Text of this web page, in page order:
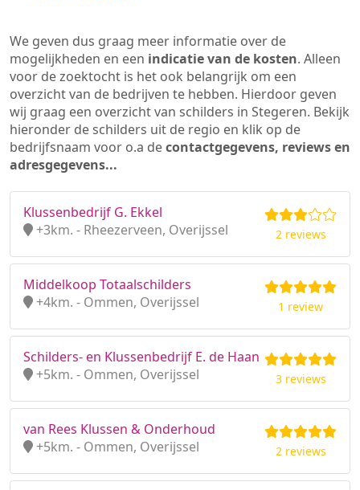
We geven dus graag meer informatie over de
mogelijkheden en een indicatie van de kosten. Alleen
voor de zoektocht is het ook belangrijk om een
overzicht van de bedrijven te hebben. Hierdoor geven
wij graag een overzicht van schilders in Stegeren. Bekijk
hieronder de schilders uit de regio en klik op de
bedrijfsnaam voor o.a decontactgegevens, reviews en
adresgegevens...
Klussenbedrijf G. Ekkel
+3km. - Rheezerveen, Overijssel
2 reviews
Middelkoop Totaalschilders
+4km. - Ommen, Overijssel
1 review
Schilders- en Klussenbedrijf E. de Haan
+5km. - Ommen, Overijssel
3 reviews
van Rees Klussen & Onderhoud
+5km. - Ommen, Overijssel
2 reviews